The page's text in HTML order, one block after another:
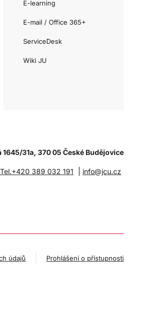
E-learning
E-mail / Office 365+
ServiceDesk
Wiki JU
1645/31a, 370 05 České Budějovice
Tel.+420 389 032 191 info@jcu.cz
údajů Prohlášení o přístupnosti